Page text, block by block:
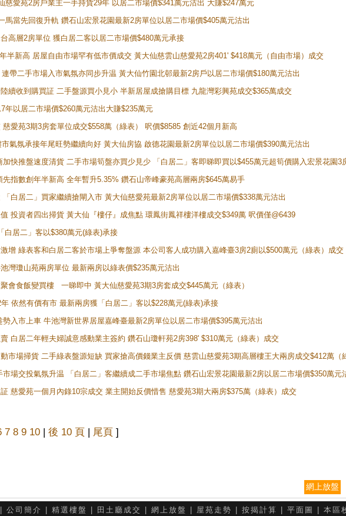
慈愛苑2房戶業主一手持貨29年 以居二市場價$341萬元沽出 大賺$247萬元
馬當先回復升軌 鑽石山宏景花園最新2房單位以居二市場價$405萬元沽出
高層2房單位 獲白居二客以居二市場價$480萬元承接
半新高 居屋自由市場罕有低市價成交 黃大仙慈雲山慈愛苑2房401' $418萬元（自由市場）成交
帶二手市場入市氣氛亦同步升温 黃大仙竹園北邨最新2房戶以居二市場價$180萬元沽出
續收到購買証 二手盤源買小見小 半新居屋成搶購目標 九龍灣彩興苑成交$365萬成交
年以居二市場價$260萬元沽出大賺$235萬元
愛苑3期3房套單位成交$558萬（綠表） 呎價$8585 創近42個月新高
氣氛承接年尾旺勢繼續向好 黃大仙房協 啟德花園最新2房單位以居二市場價$390萬元沽出
快推盤速度清貨 二手市場筍盤亦買少見少 「白居二」客即睇即買以$455萬元超筍價購入宏景花園3
指數創年半新高 全年暫升5.35% 鑽石山帝峰豪苑高層兩房$645萬易手
白居二」買家繼續搶閘入市 黃大仙慈愛苑最新2房單位以居二市場價$338萬元沽出
投資者四出掃貨 黃大仙『樓仔』成焦點 環鳳街鳳祥樓洋樓成交$349萬 呎價僅@6439
白居二」客以$380萬元(綠表)承接
增 綠表客和白居二客於市場上爭奪盤源 本公司客人成功購入嘉峰臺3房2廁以$500萬元（綠表）成交
灣瓊山苑兩房單位 最新兩房以綠表價$235萬元沽出
會食飯變買樓 一睇即中 黃大仙慈愛苑3期3房套成交$445萬元（綠表）
依然有價有市 最新兩房獲「白居二」客以$228萬元(綠表)承接
入市上車 牛池灣新世界居屋嘉峰臺最新2房單位以居二市場價$395萬元沽出
白居二年輕夫婦誠意感動業主簽約 鑽石山瓊軒苑2房398' $310萬元（綠表）成交
市場掃貨 二手綠表盤源短缺 買家搶高價錢業主反價 慈雲山慈愛苑3期高層樓王大兩房成交$412萬（
場交投氣氛升温 「白居二」客繼續成二手市場焦點 鑽石山宏景花園最新2房以居二市場價$350萬元
慈愛苑一個月內錄10宗成交 業主開始反價惜售 慈愛苑3期大兩房$375萬（綠表）成交
7 8 9 10 | 後 10 頁 | 尾頁 ]
網上放盤
公司簡介 精選樓盤 田土廳成交 網上放盤 屋苑走勢 按揭計算 平面圖 本區